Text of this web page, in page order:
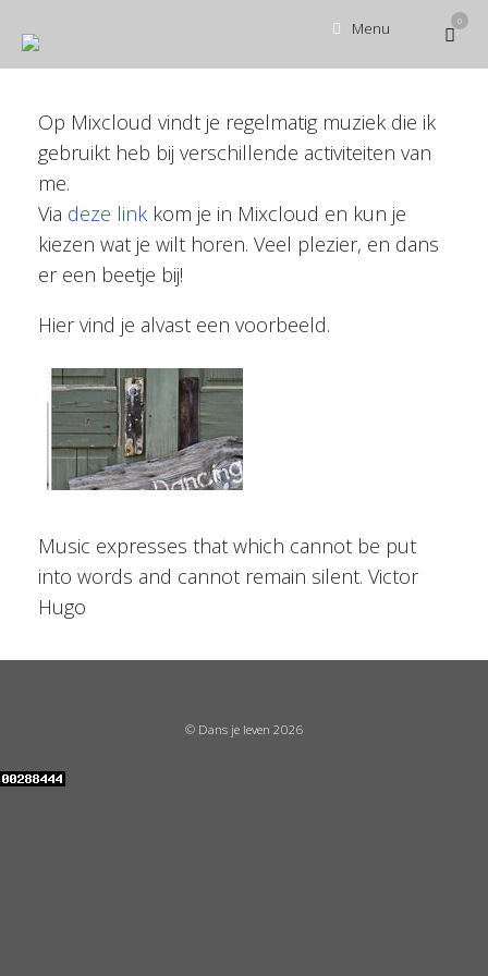
naar
inhoud
Menu Bekijk
0
Op Mixcloud vindt je regelmatig muziek die ik
gebruikt heb bij verschillende activiteiten van
me.
Via deze link kom je in Mixcloud en kun je
kiezen wat je wilt horen. Veel plezier, en dans
er een beetje bij!
Hier vind je alvast een voorbeeld.
Music expresses that which cannot be put
into words and cannot remain silent. Victor
Hugo
© Dans je leven 2026